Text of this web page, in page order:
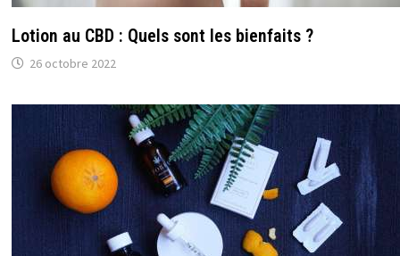
Lotion au CBD : Quels sont les bienfaits ?
26 octobre 2022